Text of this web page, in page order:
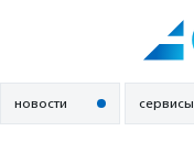
новости сервисы